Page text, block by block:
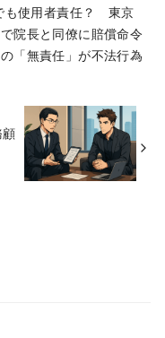
も使用者責任？ 東京
院長と同僚に賠償命令
「無責任」が不法行為